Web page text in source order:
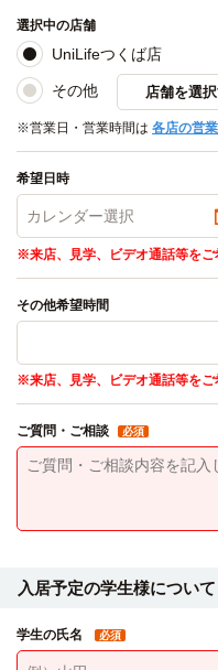
選択中の店舗
UniLifeつくば店
その他 店舗を選
※営業日・営業時間は 各店の営
希望日時
※来店、見学、ビデオ通話等をご
その他希望時間
※来店、見学、ビデオ通話等をご
ご質問・ご相談 必須
入居予定の学生様について
学生の氏名 必須